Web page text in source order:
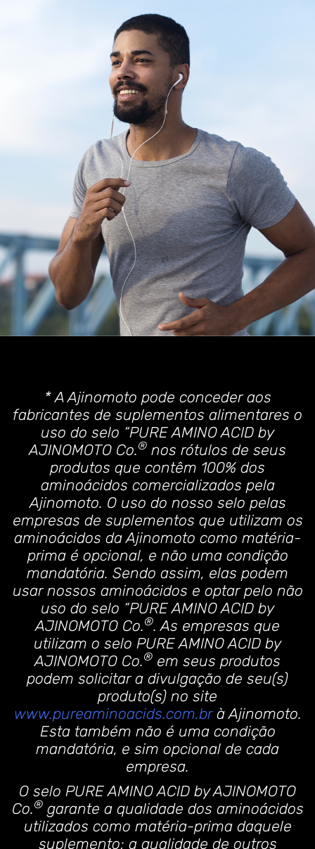
* A Ajinomoto pode conceder aos
fabricantes de suplementos alimentares o
uso do selo “PURE AMINO ACID by
AJINOMOTO Co.® nos rótulos de seus
produtos que contêm 100% dos
aminoácidos comercializados pela
Ajinomoto. O uso do nosso selo pelas
empresas de suplementos que utilizam os
aminoácidos da Ajinomoto como matéria-
prima é opcional, e não uma condição
mandatória. Sendo assim, elas podem
usar nossos aminoácidos e optar pelo não
uso do selo “PURE AMINO ACID by
AJINOMOTO Co.®. As empresas que
utilizam o selo PURE AMINO ACID by
AJINOMOTO Co.® em seus produtos
podem solicitar a divulgação de seu(s)
produto(s) no site
www.pureaminoacids.com.brà Ajinomoto.
Esta também não é uma condição
mandatória, e sim opcional de cada
empresa.
O selo PURE AMINO ACID by AJINOMOTO
Co.®garante a qualidade dos aminoácidos
utilizados como matéria-prima daquele
suplemento; a qualidade de outros